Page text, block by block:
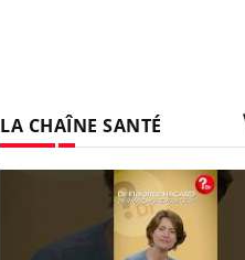
LA CHAÎNE SANTÉ